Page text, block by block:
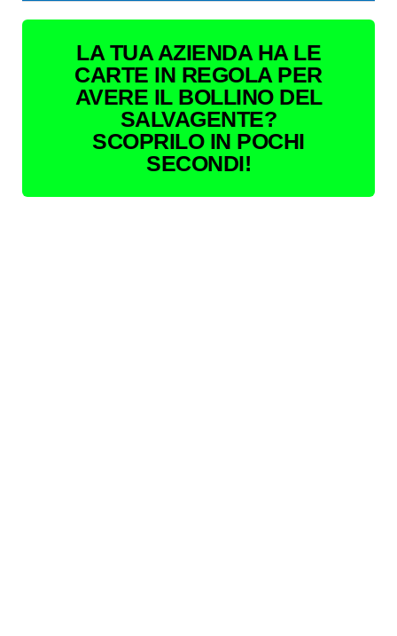
LA TUA AZIENDA HA LE
CARTE IN REGOLA PER
AVERE IL BOLLINO DEL
SALVAGENTE?
SCOPRILO IN POCHI
SECONDI!